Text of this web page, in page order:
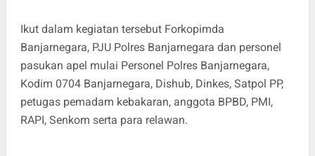
Ikut dalam kegiatan tersebut Forkopimda
Banjarnegara, PJU Polres Banjarnegara dan personel
pasukan apel mulai Personel Polres Banjarnegara,
Kodim 0704 Banjarnegara, Dishub, Dinkes, Satpol PP,
petugas pemadam kebakaran, anggota BPBD, PMI,
RAPI, Senkom serta para relawan.